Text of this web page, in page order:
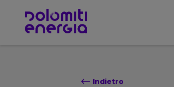
Indietro